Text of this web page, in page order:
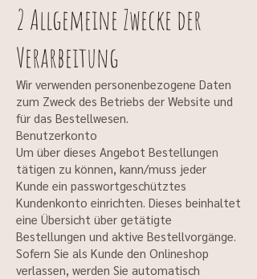
2 Allgemeine Zwecke der
Verarbeitung
Wir verwenden personenbezogene Daten
zum Zweck des Betriebs der Website und
für das Bestellwesen.
Benutzerkonto
Um über dieses Angebot Bestellungen
tätigen zu können, kann/muss jeder
Kunde ein passwortgeschütztes
Kundenkonto einrichten. Dieses beinhaltet
eine Übersicht über getätigte
Bestellungen und aktive Bestellvorgänge.
Sofern Sie als Kunde den Onlineshop
verlassen, werden Sie automatisch